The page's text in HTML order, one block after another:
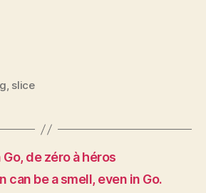
, slice
de zéro à héros
can be a smell, even in Go.